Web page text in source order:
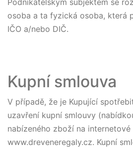
Podnikatelským subjektem se
osoba a ta fyzická osoba, která
IČO a/nebo DIČ.
Kupní smlouva
V případě, že je Kupující
uzavření kupní smlouvy
nabízeného zboží na internetové
www.dreveneregaly.cz. Kupní